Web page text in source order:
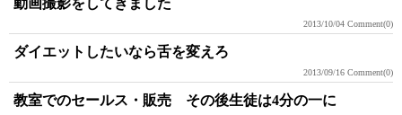
動画撮影をしてきました
2013/10/04 Comment(0)
ダイエットしたいなら舌を変えろ
2013/09/16 Comment(0)
教室でのセールス・販売 その後生徒は4分の一に